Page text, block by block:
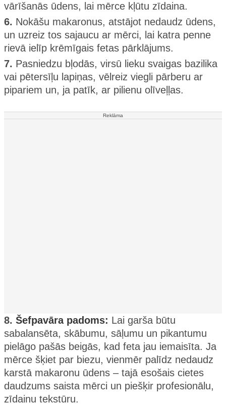
vārīšanās ūdens, lai mērce kļūtu zīdaina.
6. Nokāšu makaronus, atstājot nedaudz ūdens,
un uzreiz tos sajaucu ar mērci, lai katra penne
rievā ielīp krēmīgais fetas pārklājums.
7. Pasniedzu bļodās, virsū lieku svaigas bazilika
vai pētersīļu lapiņas, vēlreiz viegli pārberu ar
pipariem un, ja patīk, ar pilienu olīveļļas.
Reklāma
8. Šefpavāra padoms: Lai garša būtu
sabalansēta, skābumu, sāļumu un pikantumu
pielāgo pašās beigās, kad feta jau iemaisīta. Ja
mērce šķiet par biezu, vienmēr palīdz nedaudz
karstā makaronu ūdens – tajā esošais cietes
daudzums saista mērci un piešķir profesionālu,
zīdainu tekstūru.